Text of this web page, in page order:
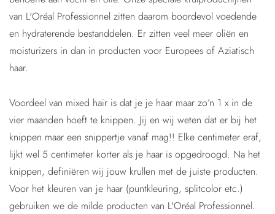
van L'Oréal Professionnel zitten daarom boordevol voedende
en hydraterende bestanddelen. Er zitten veel meer oliën en
moisturizers in dan in producten voor Europees of Aziatisch
haar.
Voordeel van mixed hair is dat je je haar maar zo’n 1 x in de
vier maanden hoeft te knippen. Jij en wij weten dat er bij het
knippen maar een snippertje vanaf mag!! Elke centimeter eraf,
lijkt wel 5 centimeter korter als je haar is opgedroogd. Na het
knippen, definiëren wij jouw krullen met de juiste producten.
Voor het kleuren van je haar (puntkleuring, splitcolor etc.)
gebruiken we de milde producten van L'Oréal Professionnel.